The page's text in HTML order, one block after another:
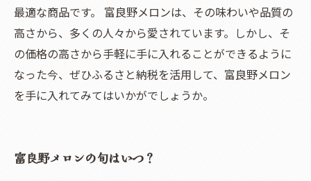
最適な商品です。 富良野メロンは、その味わいや品質の
高さから、多くの人々から愛されています。しかし、そ
の価格の高さから手軽に手に入れることができるように
なった今、ぜひふるさと納税を活用して、富良野メロン
を手に入れてみてはいかがでしょうか。
富良野メロンの旬はいつ？